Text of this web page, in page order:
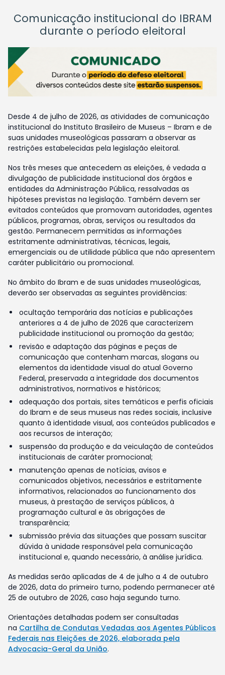
Comunicação institucional do IBRAM
durante o período eleitoral
Desde 4 de julho de 2026, as atividades de comunicação
institucional do Instituto Brasileiro de Museus – Ibram e de
suas unidades museológicas passaram a observar as
restrições estabelecidas pela legislação eleitoral.
Nos três meses que antecedem as eleições, é vedada a
divulgação de publicidade institucional dos órgãos e
entidades da Administração Pública, ressalvadas as
hipóteses previstas na legislação. Também devem ser
evitados conteúdos que promovam autoridades, agentes
públicos, programas, obras, serviços ou resultados da
gestão. Permanecem permitidas as informações
estritamente administrativas, técnicas, legais,
emergenciais ou de utilidade pública que não apresentem
caráter publicitário ou promocional.
No âmbito do Ibram e de suas unidades museológicas,
deverão ser observadas as seguintes providências:
ocultação temporária das notícias e publicações
anteriores a 4 de julho de 2026 que caracterizem
publicidade institucional ou promoção da gestão;
revisão e adaptação das páginas e peças de
comunicação que contenham marcas, slogans ou
elementos da identidade visual do atual Governo
Federal, preservada a integridade dos documentos
administrativos, normativos e históricos;
adequação dos portais, sites temáticos e perfis oficiais
do Ibram e de seus museus nas redes sociais, inclusive
quanto à identidade visual, aos conteúdos publicados e
aos recursos de interação;
suspensão da produção e da veiculação de conteúdos
institucionais de caráter promocional;
manutenção apenas de notícias, avisos e
comunicados objetivos, necessários e estritamente
informativos, relacionados ao funcionamento dos
museus, à prestação de serviços públicos, à
programação cultural e às obrigações de
transparência;
submissão prévia das situações que possam suscitar
dúvida à unidade responsável pela comunicação
institucional e, quando necessário, à análise jurídica.
As medidas serão aplicadas de 4 de julho a 4 de outubro
de 2026, data do primeiro turno, podendo permanecer até
25 de outubro de 2026, caso haja segundo turno.
Orientações detalhadas podem ser consultadas
na Cartilha de Condutas Vedadas aos Agentes Públicos
Federais nas Eleições de 2026, elaborada pela
Advocacia-Geral da União.